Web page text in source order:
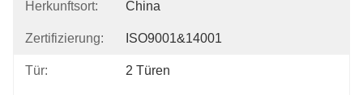
Herkunftsort: China
Zertifizierung: ISO9001&14001
Tür: 2 Türen